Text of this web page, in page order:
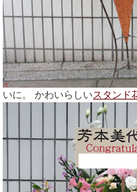
いに。 かわいらしいスタンド